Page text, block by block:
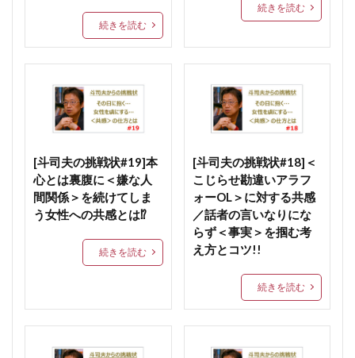
続きを読む
続きを読む
[斗司夫の挑戦状#19]本
心とは裏腹に＜嫌な人
間関係＞を続けてしま
う女性への共感とは⁉
続きを読む
[斗司夫の挑戦状#18]＜
こじらせ勘違いアラフ
ォーOL＞に対する共感
／話者の言いなりにな
らず＜事実＞を掴む考
え方とコツ!!
続きを読む